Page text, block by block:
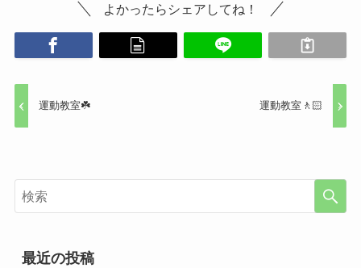
よかったらシェアしてね！
運動教室☘️ 運動教室🚶🏻
最近の投稿